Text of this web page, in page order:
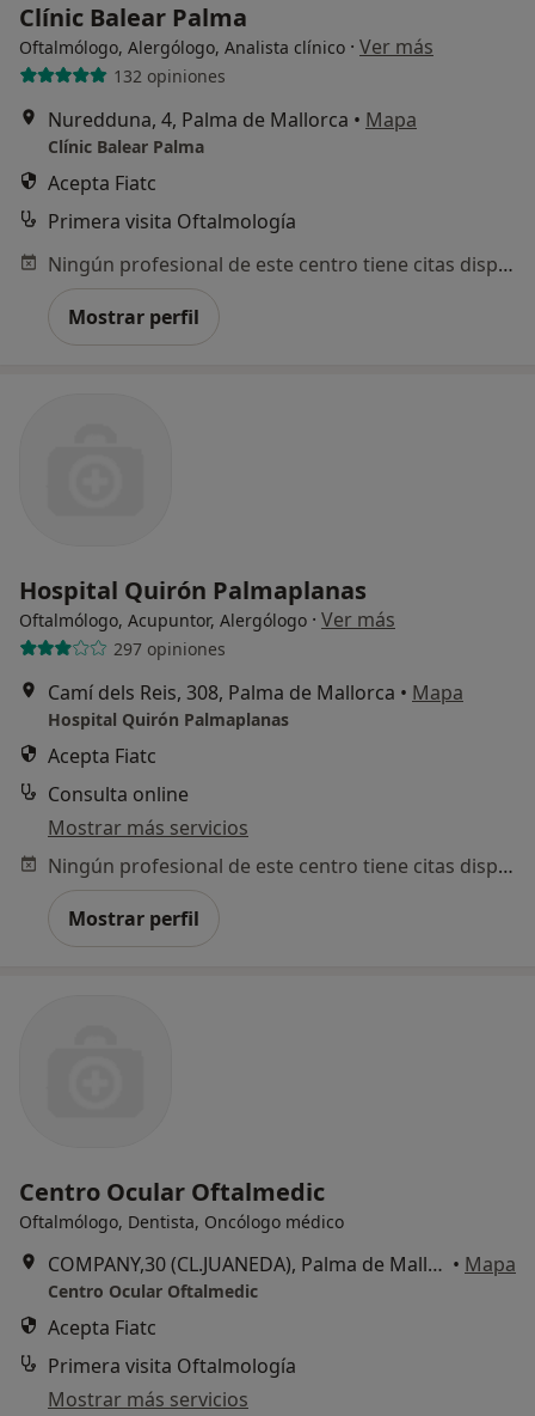
Clínic Balear Palma
Oftalmólogo, Alergólogo, Analista clínico · Ver más
132 opiniones
Nuredduna, 4, Palma de Mallorca • Mapa
Clínic Balear Palma
Acepta Fiatc
Primera visita Oftalmología
Ningún profesional de este centro tiene citas disponibles
Mostrar perfil
Hospital Quirón Palmaplanas
Oftalmólogo, Acupuntor, Alergólogo · Ver más
297 opiniones
Camí dels Reis, 308, Palma de Mallorca • Mapa
Hospital Quirón Palmaplanas
Acepta Fiatc
Consulta online
Mostrar más servicios
Ningún profesional de este centro tiene citas disponibles
Mostrar perfil
Centro Ocular Oftalmedic
Oftalmólogo, Dentista, Oncólogo médico
COMPANY,30 (CL.JUANEDA), Palma de Mallorca • Mapa
Centro Ocular Oftalmedic
Acepta Fiatc
Primera visita Oftalmología
Mostrar más servicios